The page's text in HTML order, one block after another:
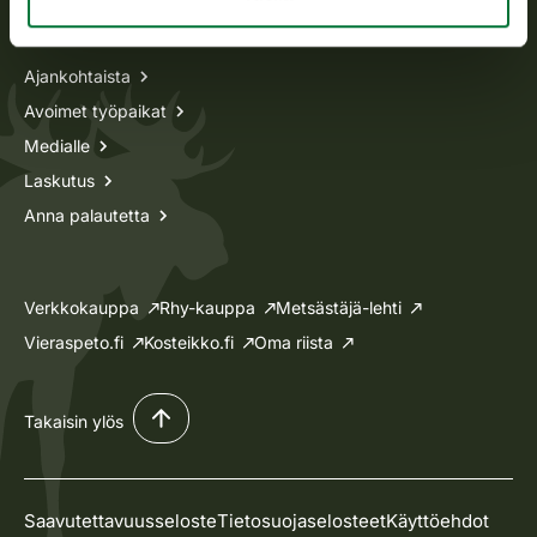
Tietoa meistä
Ajankohtaista
Avoimet työpaikat
Medialle
Laskutus
Anna palautetta
Verkkokauppa Rhy-kauppa
Metsästäjä-lehti
Vieraspeto.fi
Kosteikko.fi Oma riista
Takaisin ylös
SaavutettavuusselosteTietosuojaselosteetKäyttöehdot